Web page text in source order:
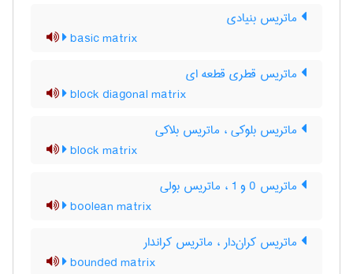
ماتریس بنیادی
basic matrix
ماتریس قطری قطعه ای
block diagonal matrix
ماتریس بلوکی ، ماتریس بلاکی
block matrix
ماتریس 0 و 1 ، ماتریس بولی
boolean matrix
ماتریس کران‌دار ، ماتریس کراندار
bounded matrix